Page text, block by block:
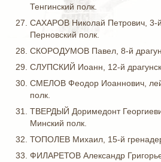
Тенгинский полк.
САХАРОВ Николай Петрович, 3-й
Перновский полк.
СКОРОДУМОВ Павел, 8-й
СЛУПСКИЙ Иоанн, 12-й
СМЕЛОВ Феодор Иоаннович,
полк.
ТВЕРДЫЙ Доримедонт
Минский полк.
ТОПОЛЕВ Михаил, 15-й
ФИЛАРЕТОВ Александр